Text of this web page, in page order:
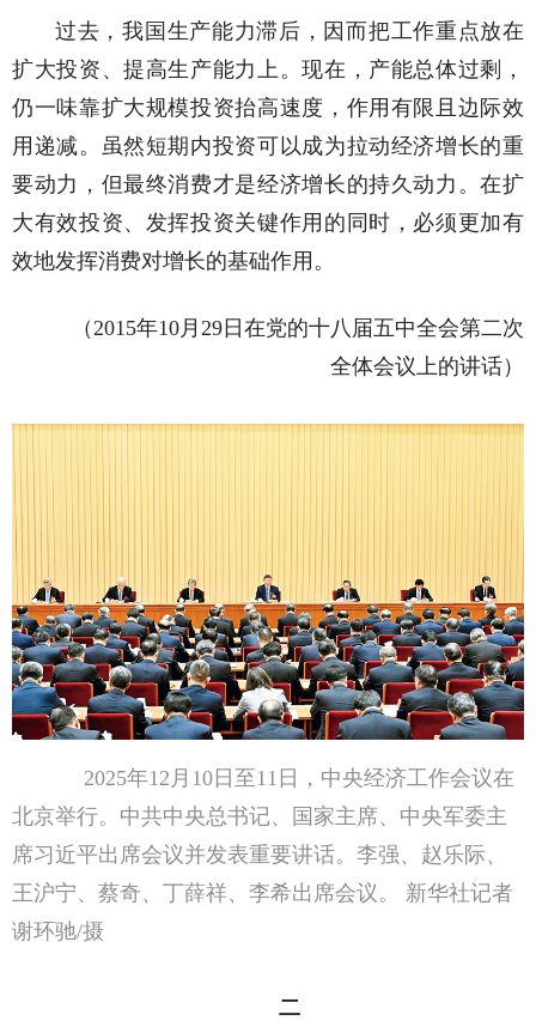
过去，我国生产能力滞后，因而把工作重点放在
扩大投资、提高生产能力上。现在，产能总体过剩，
仍一味靠扩大规模投资抬高速度，作用有限且边际效
用递减。虽然短期内投资可以成为拉动经济增长的重
要动力，但最终消费才是经济增长的持久动力。在扩
大有效投资、发挥投资关键作用的同时，必须更加有
效地发挥消费对增长的基础作用。
（2015年10月29日在党的十八届五中全会第二次
全体会议上的讲话）
2025年12月10日至11日，中央经济工作会议在
北京举行。中共中央总书记、国家主席、中央军委主
席习近平出席会议并发表重要讲话。李强、赵乐际、
王沪宁、蔡奇、丁薛祥、李希出席会议。 新华社记者
谢环驰/摄
二